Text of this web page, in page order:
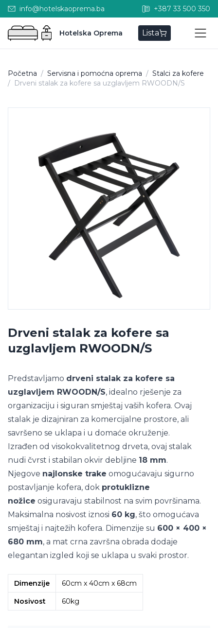
info@hotelskaoprema.ba +387 33 500 350
Hotelska Oprema Lista
Početna / Servisna i pomoćna oprema / Stalci za kofere
/ Drveni stalak za kofere sa uzglavljem RWOODN/S
Drveni stalak za kofere sa
uzglavljem RWOODN/S
Predstavljamo drveni stalak za kofere sa
uzglavljem RWOODN/S, idealno rješenje za
organizaciju i siguran smještaj vaših kofera. Ovaj
stalak je dizajniran za komercijalne prostore, ali
savršeno se uklapa i u domaće okruženje.
Izrađen od visokokvalitetnog drveta, ovaj stalak
nudi čvrst i stabilan okvir debljine 18 mm.
Njegove najlonske trake omogućavaju sigurno
postavljanje kofera, dok protuklizne
nožice osiguravaju stabilnost na svim površinama.
Maksimalna nosivost iznosi 60 kg, što omogućava
smještaj i najtežih kofera. Dimenzije su 600 × 400 ×
680 mm, a mat crna završna obrada dodaje
elegantan izgled koji se uklapa u svaki prostor.
Dimenzije 60cm x 40cm x 68cm
Nosivost 60kg